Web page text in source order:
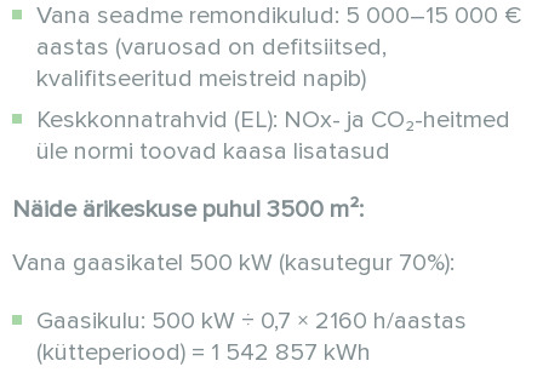
Vana seadme remondikulud: 5 000–15 000 €
aastas (varuosad on defitsiitsed,
kvalifitseeritud meistreid napib)
Keskkonnatrahvid (EL): NOx- ja CO₂-heitmed
üle normi toovad kaasa lisatasud
Näide ärikeskuse puhul 3500 m²:
Vana gaasikatel 500 kW (kasutegur 70%):
Gaasikulu: 500 kW ÷ 0,7 × 2160 h/aastas
(kütteperiood) = 1 542 857 kWh